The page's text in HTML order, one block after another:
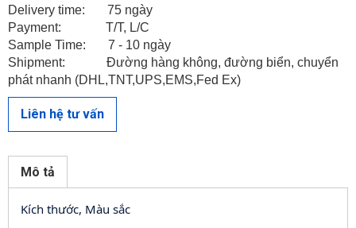
Delivery time: 75 ngày
Payment: T/T, L/C
Sample Time: 7 - 10 ngày
Shipment: Đường hàng không, đường biển, chuyển
phát nhanh (DHL,TNT,UPS,EMS,Fed Ex)
Liên hệ tư vấn
LIÊN HỆ VỚI CHÚNG TÔI
Mô tả
Kích thước, Màu sắc